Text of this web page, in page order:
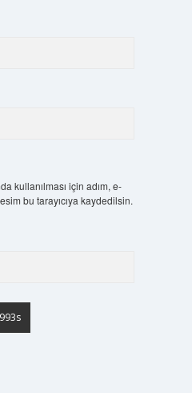
kullanılması için adım, e-
bu tarayıcıya kaydedilsin.